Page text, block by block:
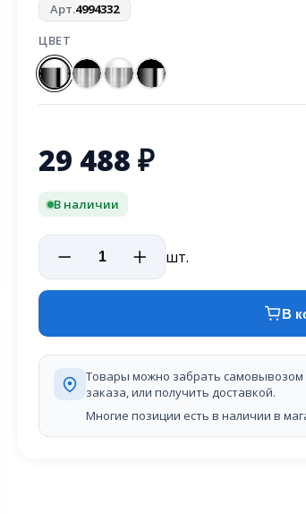
Арт.4994332
ЦВЕТ
29 488 ₽
В наличии
шт.
В
Товары можно забрать
заказа, или получить доставкой.
Многие позиции есть в наличии в